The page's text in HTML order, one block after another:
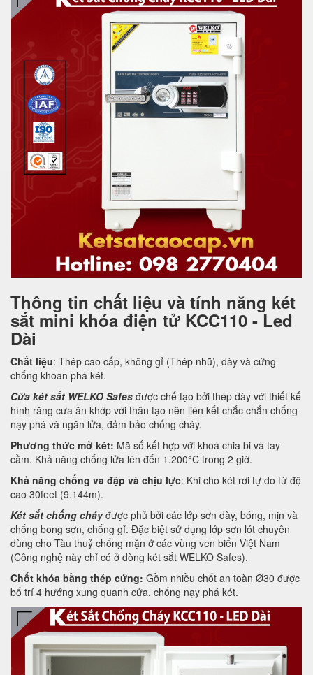
Thông tin chất liệu và tính năng két
sắt mini khóa điện tử KCC110 - Led
Dài
Chất liệu: Thép cao cấp, không gỉ (Thép nhũ), dày và cứng
chống khoan phá két.
Cửa két sắt WELKO Safes được chế tạo bởi thép dày với thiết kế
hình răng cưa ăn khớp với thân tạo nên liên kết chắc chắn chống
nạy phá và ngăn lửa, đảm bảo chống cháy.
Phương thức mở két: Mã số kết hợp với khoá chia bi và tay
cầm. Khả năng chống lửa lên đến 1.200°C trong 2 giờ.
Khả năng chống va đập và chịu lực: Khi cho két rơi tự do từ độ
cao 30feet (9.144m).
Két sắt chống cháyđược phủ bởi các lớp sơn dày, bóng, mịn và
chống bong sơn, chống gỉ. Đặc biệt sử dụng lớp sơn lót chuyên
dùng cho Tàu thuỷ chống mặn ở các vùng ven biển Việt Nam
(Công nghệ này chỉ có ở dòng két sắt WELKO Safes).
Chốt khóa bằng thép cứng: Gồm nhiều chốt an toàn Ø30 được
bố trí 4 hướng xung quanh cửa, chống nạy phá két.